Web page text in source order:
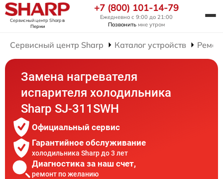
Сервисный центр Sharpв
Перми
+7 (800) 101-14-79
Ежедневно с 9:00 до 21:00
Позвонить мне утром
Сервисный центр Sharp Каталог устройств
Замена нагревателя
испарителя холодильника
Sharp SJ-311SWH
Официальный сервис
Гарантийное обслуживание
холодильника Sharp до 3 лет
Диагностика за наш счет,
ремонт по желанию